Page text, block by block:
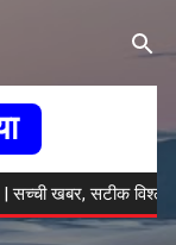
सटीक विश्लेषण |